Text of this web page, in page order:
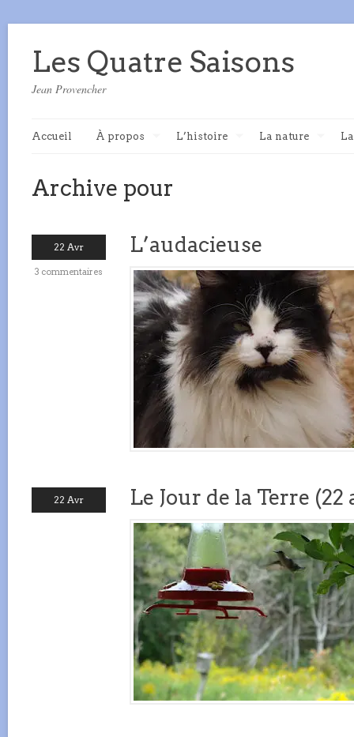
Les Quatre Saisons
Jean Provencher
Accueil À propos L’histoire La nature
Archive pour
22 Avr
3 commentaires
L’audacieuse
22 Avr Le Jour de la Terre (22